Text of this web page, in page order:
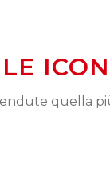
LE
quella